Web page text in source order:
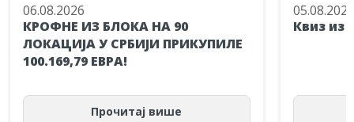
06.08.2026
КРОФНЕ ИЗ БЛОКА НА 90
ЛОКАЦИЈА У СРБИЈИ ПРИКУПИЛЕ
100.169,79 ЕВРА!
Прочитај више
05.08.2026
Квиз из